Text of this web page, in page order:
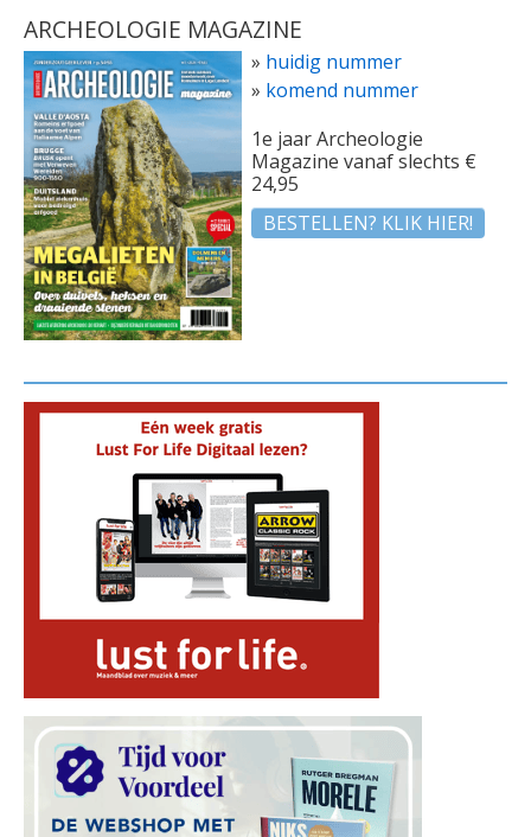
ARCHEOLOGIE MAGAZINE
» huidig nummer
» komend nummer
1e jaar Archeologie
Magazine vanaf slechts €
24,95
BESTELLEN? KLIK HIER!